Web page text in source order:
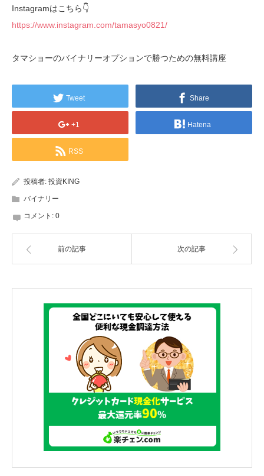
Instagramはこちら👇
https://www.instagram.com/tamasyo0821/
タマショーのバイナリーオプションで勝つための無料講座
Tweet Share
+1 Hatena
RSS
投稿者: 投資KING
バイナリー
コメント: 0
前の記事 次の記事